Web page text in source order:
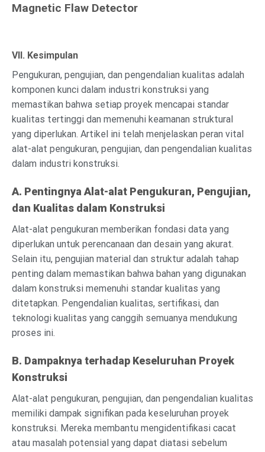
Magnetic Flaw Detector
VII. Kesimpulan
Pengukuran, pengujian, dan pengendalian kualitas adalah
komponen kunci dalam industri konstruksi yang
memastikan bahwa setiap proyek mencapai standar
kualitas tertinggi dan memenuhi keamanan struktural
yang diperlukan. Artikel ini telah menjelaskan peran vital
alat-alat pengukuran, pengujian, dan pengendalian kualitas
dalam industri konstruksi.
A. Pentingnya Alat-alat Pengukuran, Pengujian,
dan Kualitas dalam Konstruksi
Alat-alat pengukuran memberikan fondasi data yang
diperlukan untuk perencanaan dan desain yang akurat.
Selain itu, pengujian material dan struktur adalah tahap
penting dalam memastikan bahwa bahan yang digunakan
dalam konstruksi memenuhi standar kualitas yang
ditetapkan. Pengendalian kualitas, sertifikasi, dan
teknologi kualitas yang canggih semuanya mendukung
proses ini.
B. Dampaknya terhadap Keseluruhan Proyek
Konstruksi
Alat-alat pengukuran, pengujian, dan pengendalian kualitas
memiliki dampak signifikan pada keseluruhan proyek
konstruksi. Mereka membantu mengidentifikasi cacat
atau masalah potensial yang dapat diatasi sebelum